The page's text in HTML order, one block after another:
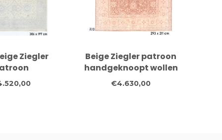
Ziegler
wollen
– 306 x 197
Beige Ziegler patroon
handgeknoopt wollen
vloerkleed – 293 x 211
€4.630,00